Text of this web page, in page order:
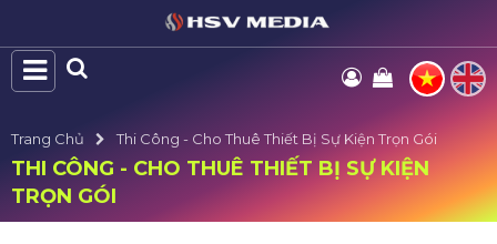
Trang Chủ Thi Công - Cho Thuê Thiết Bị Sự Kiện Trọn Gói
THI CÔNG - CHO THUÊ THIẾT BỊ SỰ KIỆN
TRỌN GÓI